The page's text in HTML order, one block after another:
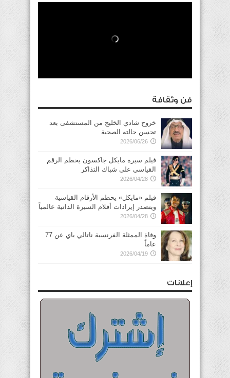
فن وثقافة
خروج شادي الخليج من المستشفى بعد
تحسن حالته الصحية
2026/06/26
فيلم سيرة مايكل جاكسون يحطم الرقم
القياسي على شباك التذاكر
2026/04/28
فيلم «مايكل» يحطم الأرقام القياسية
ويتصدر إيرادات أفلام السيرة الذاتية عالمياً
2026/04/28
وفاة الممثلة الفرنسية ناتالي باي عن 77
عاماً
2026/04/19
إعلانات